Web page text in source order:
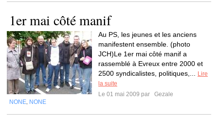
1er mai côté manif
Au PS, les jeunes et les anciens
manifestent ensemble. (photo
JCH)Le 1er mai côté manif a
rassemblé à Evreux entre 2000 et
2500 syndicalistes, politiques,...
Lire
la suite
Le 01 mai 2009 par
Gezale
NONE NONE